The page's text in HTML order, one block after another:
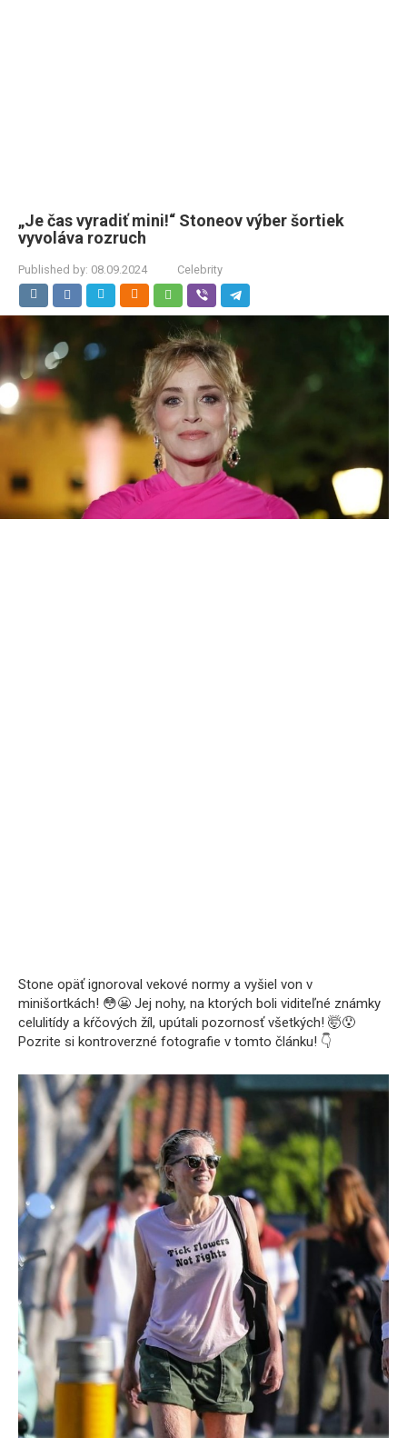
„Je čas vyradiť mini!“ Stoneov výber šortiek
vyvoláva rozruch
Published by: 08.09.2024 Celebrity
Stone opäť ignoroval vekové normy a vyšiel von v
minišortkách! 😳😬 Jej nohy, na ktorých boli viditeľné známky
celulitídy a kŕčových žíl, upútali pozornosť všetkých! 🤯😯
Pozrite si kontroverzné fotografie v tomto článku! 👇